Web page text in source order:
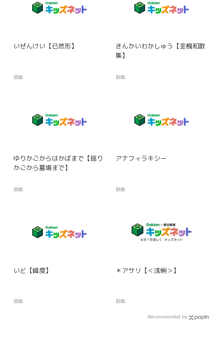
いぜんけい【已然形】
辞典
きんかいわかしゅう【金槐和歌
集】
辞典
ゆりかごからはかばまで【揺り
かごから墓場まで】
辞典
アナフィラキシー
辞典
いど【緯度】
辞典
＊アサリ【＜浅蜊＞】
辞典
Recommended by